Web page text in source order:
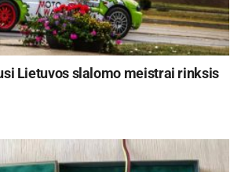
Lietuvos slalomo meistrai rinksis